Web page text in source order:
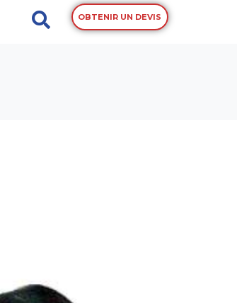
OBTENIR UN DEVIS